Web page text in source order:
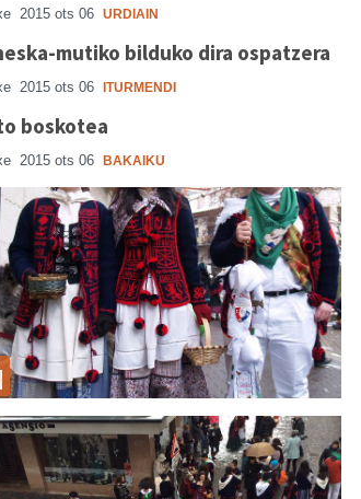
2015 ots 06 URDIAIN
mutiko bilduko dira ospatzera
2015 ots 06 ITURMENDI
boskotea
2015 ots 06 BAKAIKU